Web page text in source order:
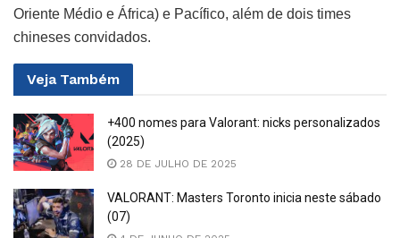
Oriente Médio e África) e Pacífico, além de dois times
chineses convidados.
Veja Também
+400 nomes para Valorant: nicks personalizados
(2025)
28 DE JULHO DE 2025
VALORANT: Masters Toronto inicia neste sábado
(07)